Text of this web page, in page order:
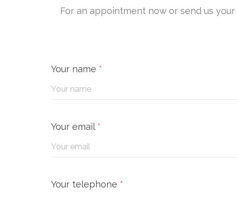
For an appointment now or send us
Your name *
Your email *
Your telephone *